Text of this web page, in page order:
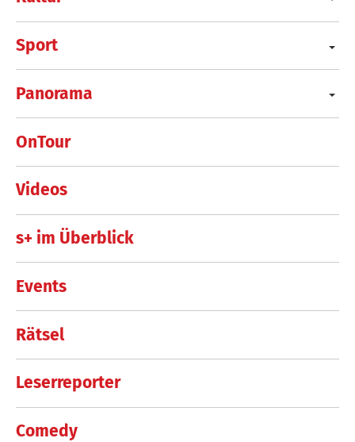
Sport
Panorama
OnTour
Videos
s+ im Überblick
Events
Rätsel
Leserreporter
Comedy